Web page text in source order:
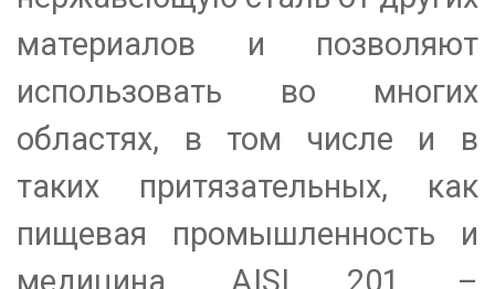
материалов и позволяют
использовать во многих
областях, в том числе и в
таких притязательных, как
пищевая промышленность и
медицина. AISI 201 –